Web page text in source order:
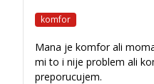
komfor
Mana je komfor ali
mi to i nije problem ali
preporucujem.